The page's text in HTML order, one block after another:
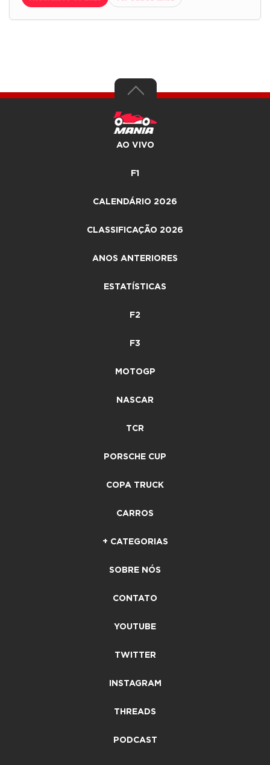
AO VIVO
F1
CALENDÁRIO 2026
CLASSIFICAÇÃO 2026
ANOS ANTERIORES
ESTATÍSTICAS
F2
F3
MOTOGP
NASCAR
TCR
PORSCHE CUP
COPA TRUCK
CARROS
+ CATEGORIAS
SOBRE NÓS
CONTATO
YOUTUBE
TWITTER
INSTAGRAM
THREADS
PODCAST